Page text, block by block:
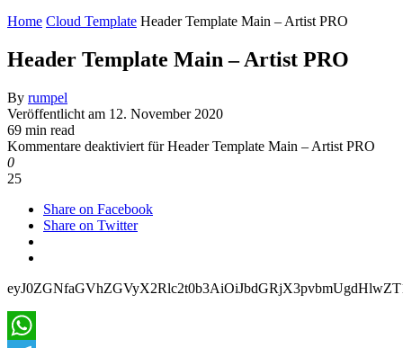
Home Cloud Template Header Template Main – Artist PRO
Header Template Main – Artist PRO
By rumpel
Veröffentlicht am 12. November 2020
69 min read
Kommentare deaktiviert für Header Template Main – Artist PRO
0
25
Share on Facebook
Share on Twitter